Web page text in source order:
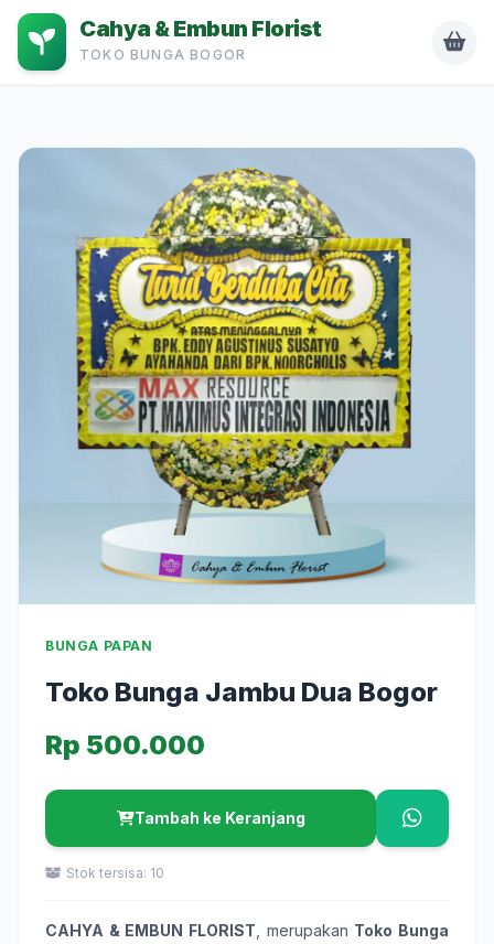
Cahya & Embun Florist
TOKO BUNGA BOGOR
BUNGA PAPAN
Toko Bunga Jambu Dua Bogor
Rp 500.000
Tambah ke Keranjang
Stok tersisa: 10
CAHYA & EMBUN FLORIST , merupakan Toko Bunga